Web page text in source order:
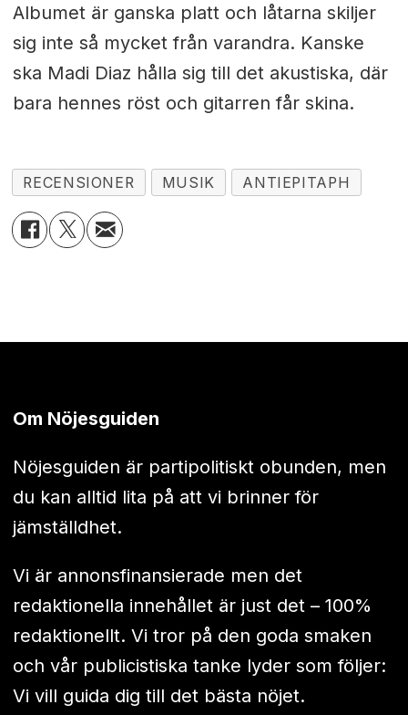
Albumet är ganska platt och låtarna skiljer
sig inte så mycket från varandra. Kanske
ska Madi Diaz hålla sig till det akustiska, där
bara hennes röst och gitarren får skina.
RECENSIONER MUSIK ANTIEPITAPH
Om Nöjesguiden
Nöjesguiden är partipolitiskt obunden, men
du kan alltid lita på att vi brinner för
jämställdhet.
Vi är annonsfinansierade men det
redaktionella innehållet är just det – 100%
redaktionellt. Vi tror på den goda smaken
och vår publicistiska tanke lyder som följer:
Vi vill guida dig till det bästa nöjet.